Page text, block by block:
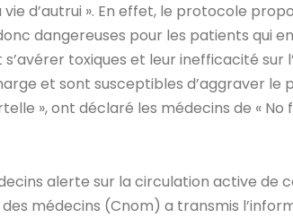
d’autrui ». En effet, le protocole
dangereuses pour les patients qui
toxiques et leur inefficacité
et sont susceptibles d’aggraver
», ont déclaré les médecins de « No
alerte sur la circulation active de
des médecins (Cnom) a transmis